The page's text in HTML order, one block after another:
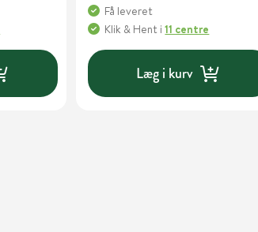
Få leveret
Klik & Hent i11 centre
Læg i kurv